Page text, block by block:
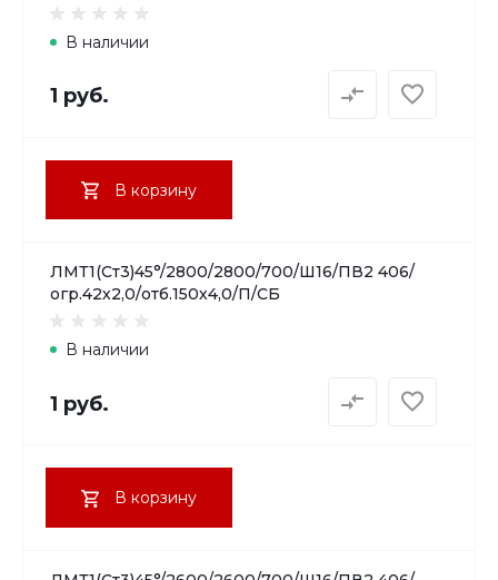
В наличии
1 руб.
В корзину
ЛМТ1(Ст3)45°/2800/2800/700/Ш16/ПВ2 406/
огр.42х2,0/отб.150х4,0/П/СБ
В наличии
1 руб.
В корзину